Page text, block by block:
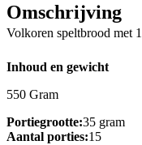
Omschrijving
Volkoren speltbrood met
Inhoud en gewicht
550 Gram
Portiegrootte:35 gram
Aantal porties:15